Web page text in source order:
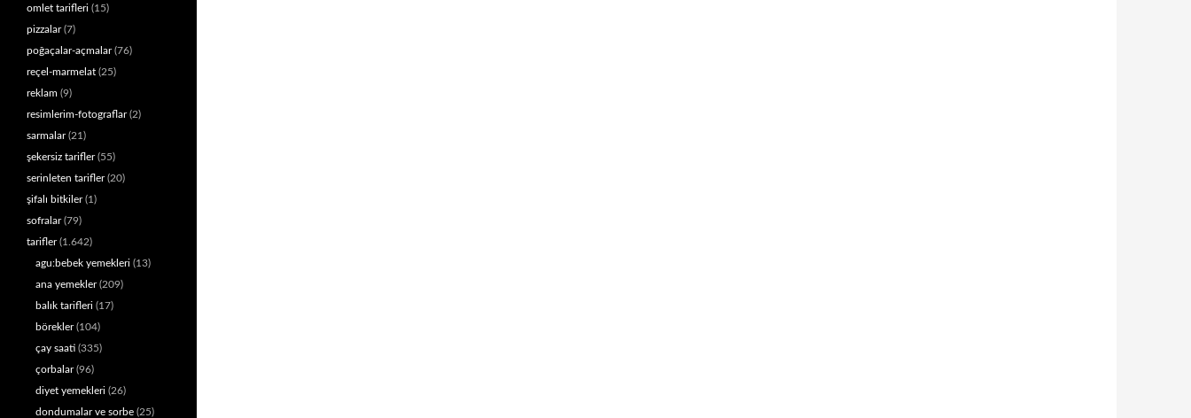
omlet tarifleri (15)
pizzalar(7)
poğaçalar-açmalar(76)
reçel-marmelat (25)
reklam (9)
resimlerim-fotograflar(2)
sarmalar(21)
şekersiz tarifler(55)
serinleten tarifler(20)
şifalı bitkiler(1)
sofralar(79)
tarifler(1.642)
agu:bebek yemekleri (13)
ana yemekler(209)
balık tarifleri (17)
börekler(104)
çay saati (335)
çorbalar(96)
diyet yemekleri (26)
dondumalar ve sorbe (25)